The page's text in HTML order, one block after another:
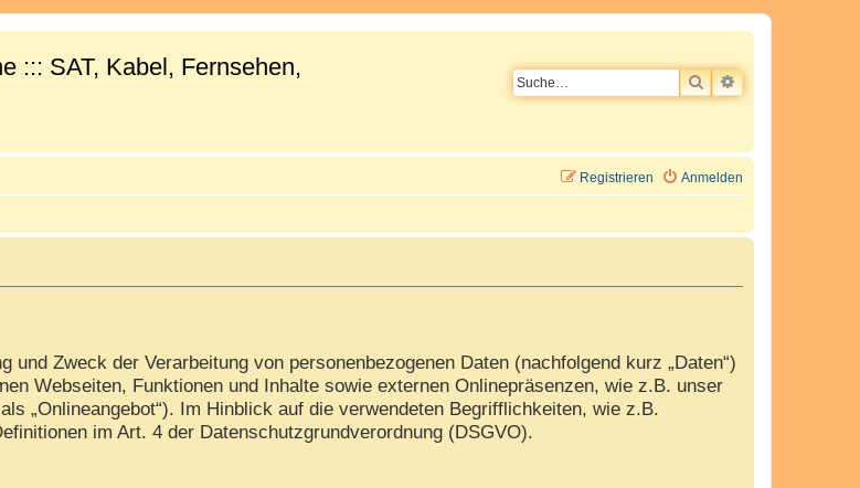
::: SAT, Kabel, Fernsehen,
SUCHEERWEITERTE
Anmelden
Registrieren
Zweck der Verarbeitung von personenbezogenen Daten (nachfolgend kurz „Daten“)
Webseiten, Funktionen und Inhalte sowie externen Onlinepräsenzen, wie z.B. unser
„Onlineangebot“). Im Hinblick auf die verwendeten Begrifflichkeiten, wie z.B.
im Art. 4 der Datenschutzgrundverordnung (DSGVO).